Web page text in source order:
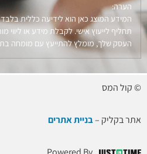
הערה:
המידע המוצג כאן הוא לידיעה כללית בלבד
תחליף לייעוץ אישי. לקבלת מידע או ליווי
העסק שלך, מומלץ להתייעץ עם מומחה
© קול המס
אתר בקליק –בניית אתרים